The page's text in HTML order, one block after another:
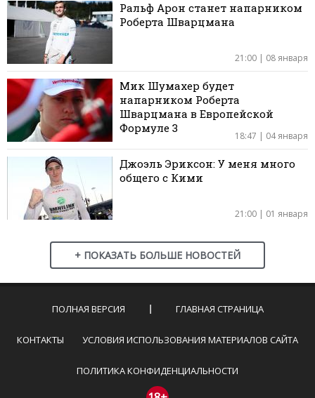
Ральф Арон станет напарником
Роберта Шварцмана
21:00 | 08 января
Мик Шумахер будет
напарником Роберта
Шварцмана в Европейской
Формуле 3
18:47 | 04 января
Джоэль Эриксон: У меня много
общего с Кими
21:00 | 01 января
+ ПОКАЗАТЬ БОЛЬШЕ НОВОСТЕЙ
ПОЛНАЯ ВЕРСИЯ ГЛАВНАЯ СТРАНИЦА
КОНТАКТЫ УСЛОВИЯ ИСПОЛЬЗОВАНИЯ МАТЕРИАЛОВ САЙТА
ПОЛИТИКА КОНФИДЕНЦИАЛЬНОСТИ